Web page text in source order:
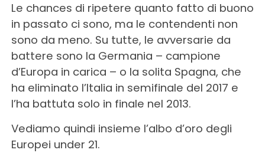
Le chances di ripetere quanto fatto di buono
in passato ci sono, ma le contendenti non
sono da meno. Su tutte, le avversarie da
battere sono la Germania – campione
d’Europa in carica – o la solita Spagna, che
ha eliminato l’Italia in semifinale del 2017 e
l’ha battuta solo in finale nel 2013.
Vediamo quindi insieme l’albo d’oro degli
Europei under 21.